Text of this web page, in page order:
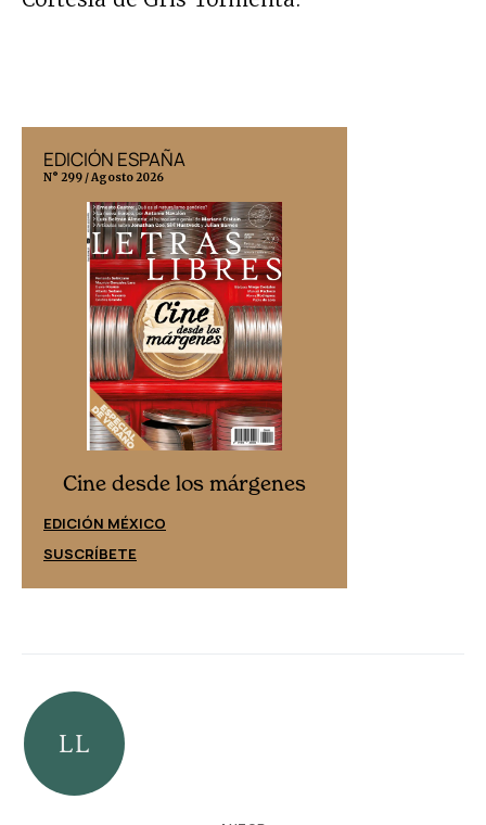
EDICIÓN ESPAÑA
N° 299 / Agosto 2026
Cine desde los márgenes
EDICIÓN MÉXICO
SUSCRÍBETE